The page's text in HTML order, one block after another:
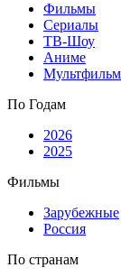
Фильмы
Сериалы
ТВ-Шоу
Аниме
По Годам
2026
2025
Фильмы
Зарубежные
Россия
По странам